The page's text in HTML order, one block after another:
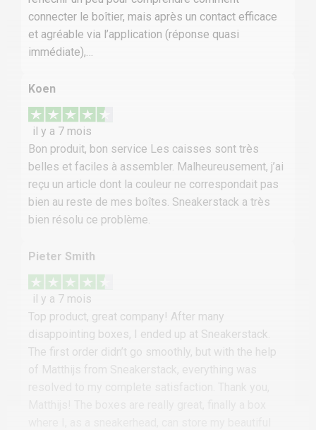
connecter le boîtier, mais après un contact efficace
et agréable via l’application (réponse quasi
immédiate),…
Koen
il y a 7 mois
Bon produit, bon service Les caisses sont très
belles et faciles à assembler. Malheureusement, j’ai
reçu un article dont la couleur ne correspondait pas
bien au reste de mes boîtes. Sneakerstack a très
bien résolu ce problème.
Pieter Smith
il y a 7 mois
Top product, great company! After many
disappointing boxes, I ended up at Sneakerstack.
The first order didn’t go smoothly, but with the help
of Matthijs from Sneakerstack, everything was